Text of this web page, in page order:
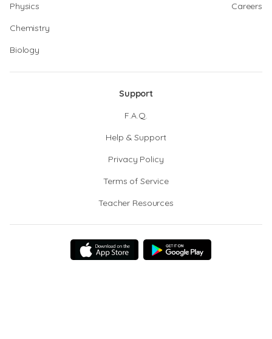
Physics
Chemistry
Biology
Careers
Support
F.A.Q.
Help & Support
Privacy Policy
Terms of Service
Teacher Resources